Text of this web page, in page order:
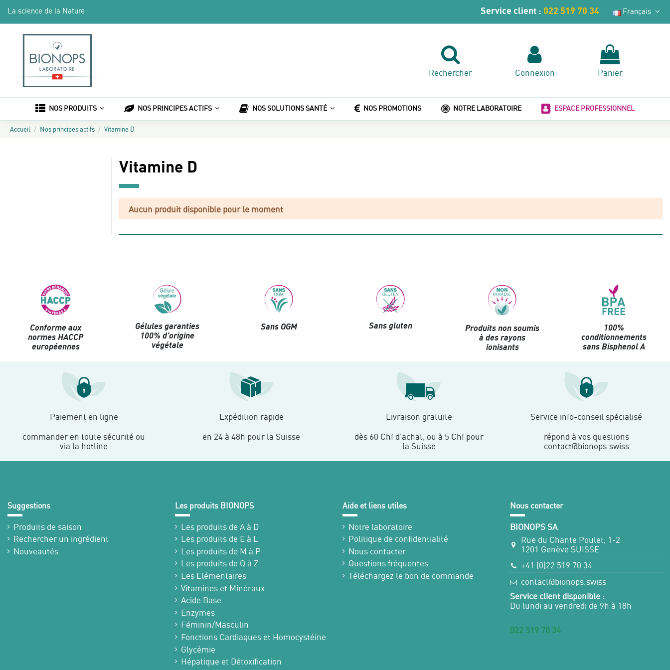
La science de la Nature Service client : 022 519 70 34 Français
Rechercher Connexion Panier
NOS PRODUITS NOS PRINCIPES ACTIFS NOS SOLUTIONS SANTÉ NOS PROMOTIONS NOTRE LABORATOIRE ESPACE PROFESSIONNEL
Accueil Nos principes actifs Vitamine D
Vitamine D
Aucun produit disponible pour le moment
Conforme aux
normes HACCP
européennes
Gélules garanties
100% d’origine
végétale
Sans OGM Sans gluten
Produits non soumis
à des rayons
ionisants
100%
conditionnements
sans Bisphenol A
Paiement en ligne
commander en toute sécurité ou
via la hotline
Expédition rapide
en 24 à 48h pour la Suisse
Livraison gratuite
dès 60 Chf d’achat, ou à 5 Chf pour
la Suisse
Service info-conseil spécialisé
répond à vos questions
contact@bionops.swiss
Suggestions
Produits de saison
Rechercher un ingrédient
Nouveautés
Les produits BIONOPS
Les produits de A à D
Les produits de E à L
Les produits de M à P
Les produits de Q à Z
Les Elémentaires
Vitamines et Minéraux
Acide Base
Enzymes
Féminin/Masculin
Fonctions Cardiaques et Homocystéine
Glycémie
Hépatique et Détoxification
Aide et liens utiles
Notre laboratoire
Politique de confidentialité
Nous contacter
Questions fréquentes
Téléchargez le bon de commande
Nous contacter
BIONOPS SA
Rue du Chante Poulet, 1-2
1201 Genève SUISSE
+41 (0)22 519 70 34
contact@bionops.swiss
Service client disponible :
Du lundi au vendredi de 9h à 18h
022 519 70 34